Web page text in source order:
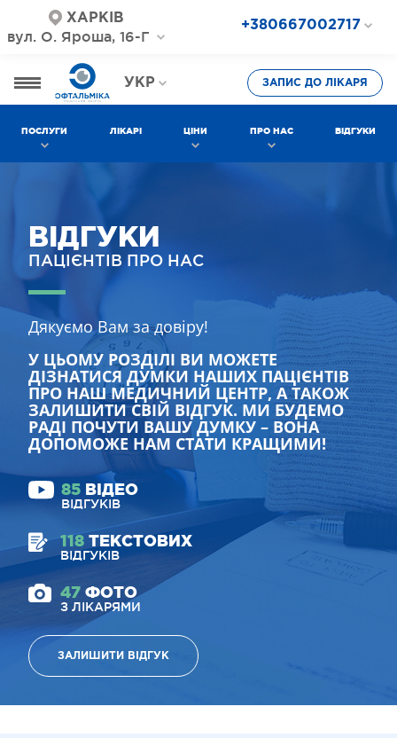
ХАРКІВ
вул. О. Яроша, 16-Г
+380667002717
+380577002717
УКР
РОС
ЗАПИС ДО ЛІКАРЯ
ПОСЛУГИ ЛІКАРІ ЦІНИ ПРО НАС ВІДГУКИ
ВІДГУКИ
ПАЦІЄНТІВ ПРО НАС
Дякуємо Вам за довіру!
У ЦЬОМУ РОЗДІЛІ ВИ МОЖЕТЕ
ДІЗНАТИСЯ ДУМКИ НАШИХ ПАЦІЄНТІВ
ПРО НАШ МЕДИЧНИЙ ЦЕНТР, А ТАКОЖ
ЗАЛИШИТИ СВІЙ ВІДГУК. МИ БУДЕМО
РАДІ ПОЧУТИ ВАШУ ДУМКУ – ВОНА
ДОПОМОЖЕ НАМ СТАТИ КРАЩИМИ!
85 ВІДЕО
ВІДГУКІВ
118 ТЕКСТОВИХ
ВІДГУКІВ
47 ФОТО
З ЛІКАРЯМИ
ЗАЛИШИТИ ВІДГУК